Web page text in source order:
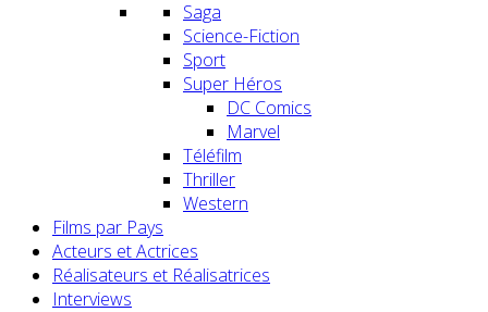
Saga
Science-Fiction
Sport
Super Héros
DC Comics
Marvel
Téléfilm
Thriller
Western
Films par Pays
Acteurs et Actrices
Réalisateurs et Réalisatrices
Interviews